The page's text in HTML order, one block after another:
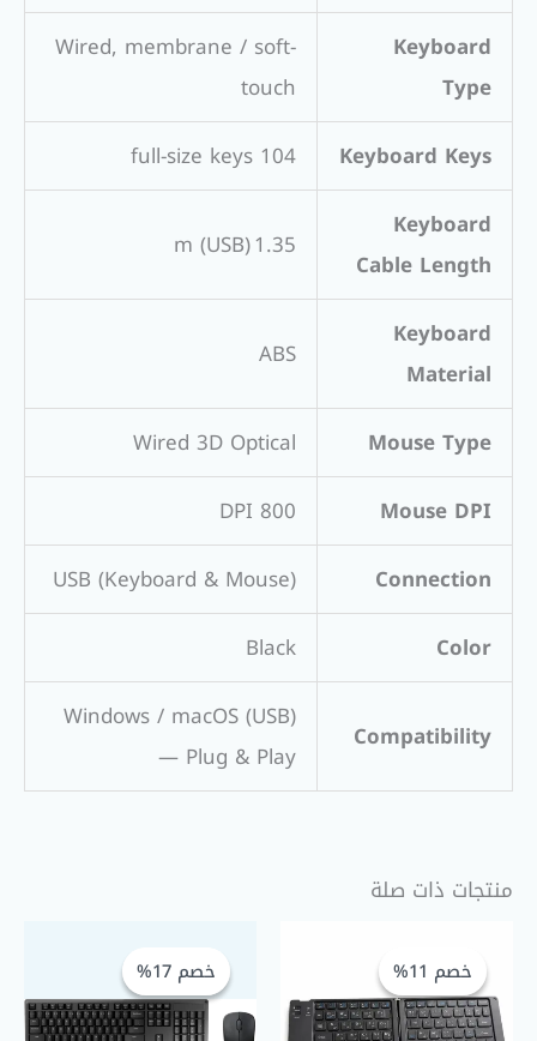
Keyboard
Type
Wired, membrane / soft-
touch
Keyboard Keys
104 full-size keys
Keyboard
Cable Length
1.35 m (USB)
Keyboard
Material
ABS
Mouse Type
Wired 3D Optical
Mouse DPI
800 DPI
Connection
USB (Keyboard & Mouse)
Color
Black
Compatibility
Windows / macOS (USB)
— Plug & Play
منتجات ذات صلة
خصم 11%
خصم 11%
EGP 675,00.
EGP 600,00.
خصم 17%
خصم 17%
900,00.
750,00.